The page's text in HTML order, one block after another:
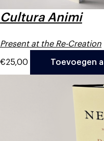
Cultura Animi
Present at the Re-Creation
€25,00 Toevoegen